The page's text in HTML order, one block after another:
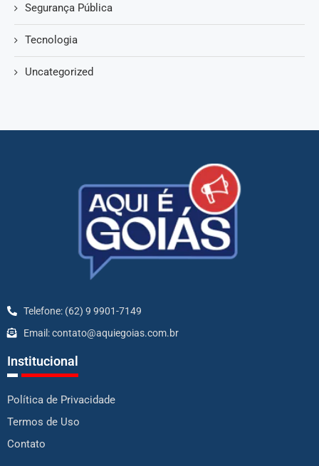
Segurança Pública
Tecnologia
Uncategorized
Telefone: (62) 9 9901-7149
Email: contato@aquiegoias.com.br
Institucional
Política de Privacidade
Termos de Uso
Contato